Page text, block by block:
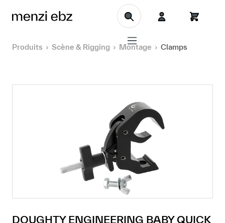
Aller au contenu principal
Produits Scène & Rigging Montage Clamps
DOUGHTY ENGINEERING BABY QUICK